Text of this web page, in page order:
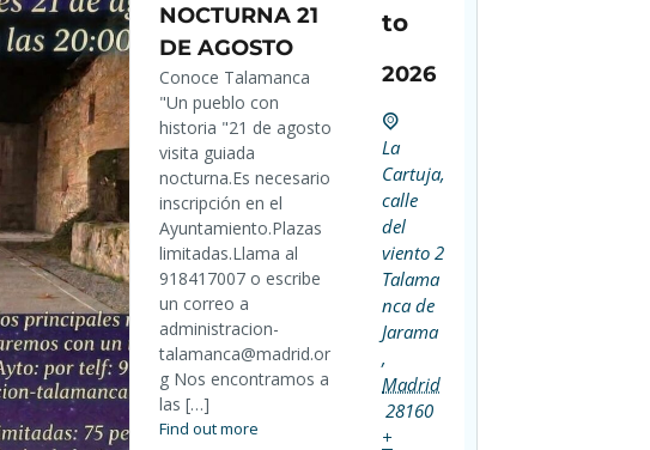
NOCTURNA 21
DE AGOSTO
Conoce Talamanca
"Un pueblo con
historia "21 de agosto
visita guiada
nocturna.Es necesario
inscripción en el
Ayuntamiento.Plazas
limitadas.Llama al
918417007 o escribe
un correo a
administracion-
talamanca@madrid.or
g Nos encontramos a
las […]
Find out more
to
2026
La
Cartuja,
calle
del
viento 2
Talama
nca de
Jarama
,
Madrid
28160
+